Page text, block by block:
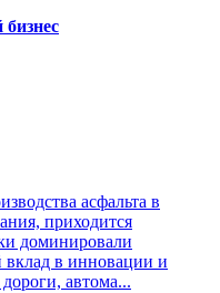
асфальта в
приходится
доминировали
в инновации и
автома...